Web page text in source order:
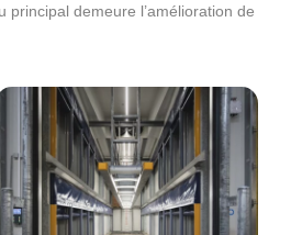
principal demeure l’amélioration de